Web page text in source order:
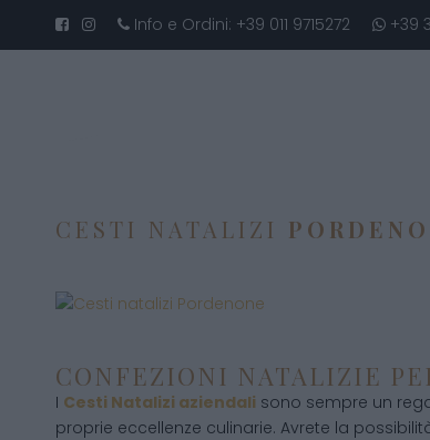
Info e Ordini: +39 011 9715272 +39
CESTI NATALIZI
CONFEZIONI NATALIZIE
I Cesti Natalizi aziendali sono sempre un
proprie eccellenze culinarie. Avrete la